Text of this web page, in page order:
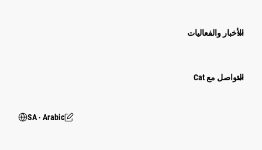
الأخبار والفعاليات
التواصل مع Cat
SA ‧ Arabic